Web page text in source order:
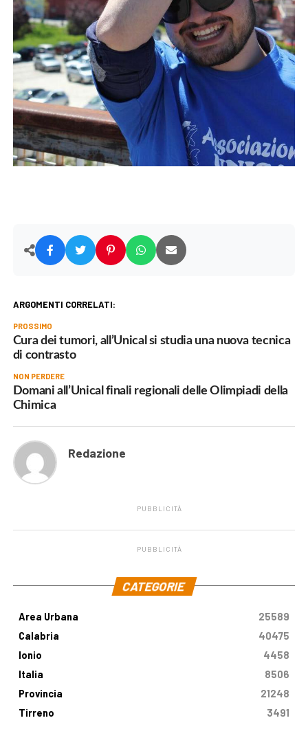
ARGOMENTI CORRELATI:
PROSSIMO
Cura dei tumori, all’Unical si studia una nuova tecnica
di contrasto
NON PERDERE
Domani all’Unical finali regionali delle Olimpiadi della
Chimica
Redazione
PUBBLICITÀ
PUBBLICITÀ
CATEGORIE
Area Urbana
25589
Calabria
40475
Ionio
4458
Italia
8506
Provincia
21248
Tirreno
3491